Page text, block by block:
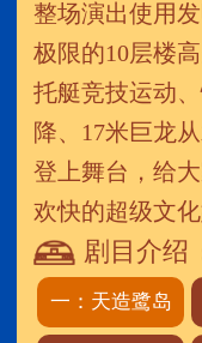
整场演出使用
极限的10层楼
托艇竞技运动
降、17米巨龙
登上舞台，给
欢快的超级文化
剧目介绍
一：天造鹭岛